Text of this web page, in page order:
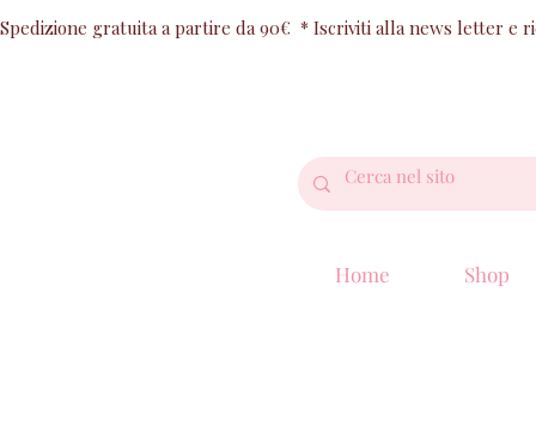
Spedizione gratuita a partire da 90€  * Iscriviti alla news letter e
Home Shop